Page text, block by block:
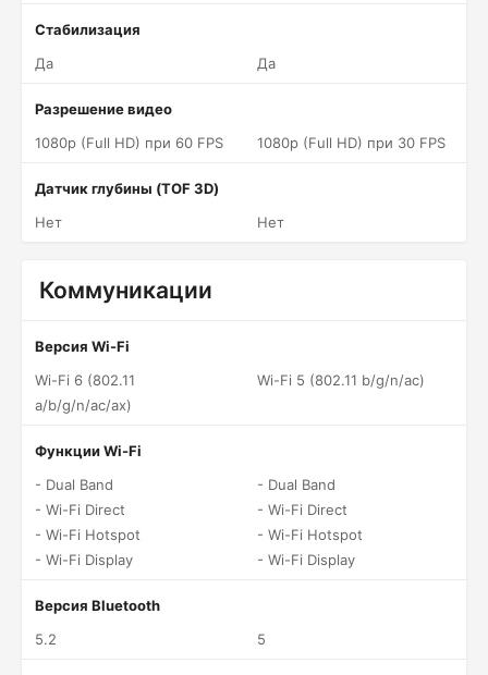
Стабилизация
Да
Да
Разрешение видео
1080p (Full HD) при 60 FPS
1080p (Full HD) при 30 FPS
Датчик глубины (TOF 3D)
Нет
Нет
Коммуникации
Версия Wi-Fi
Wi-Fi 6 (802.11
a/b/g/n/ac/ax)
Wi-Fi 5 (802.11 b/g/n/ac)
Функции Wi-Fi
- Dual Band
- Wi-Fi Direct
- Wi-Fi Hotspot
- Wi-Fi Display
- Dual Band
- Wi-Fi Direct
- Wi-Fi Hotspot
- Wi-Fi Display
Версия Bluetooth
5.2
5